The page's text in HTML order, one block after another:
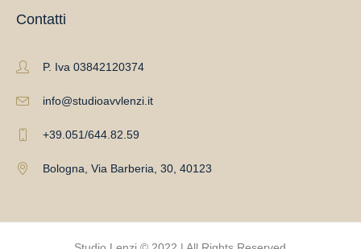
Contatti
P. Iva 03842120374
info@studioavvlenzi.it
+39.051/644.82.59
Bologna, Via Barberia, 30, 40123